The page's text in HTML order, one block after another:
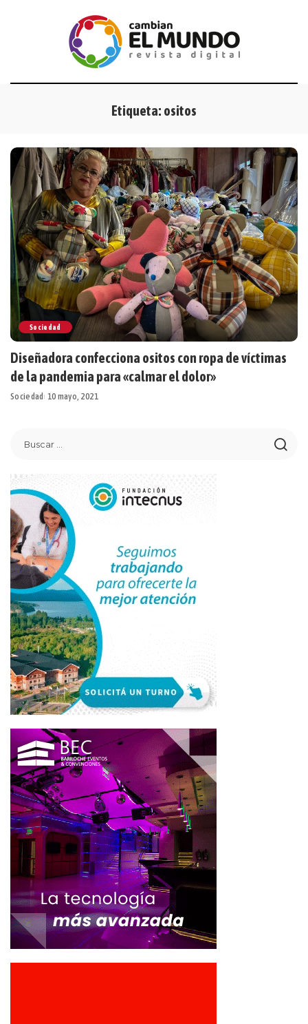
Etiqueta: ositos
Sociedad
Diseñadora confecciona ositos con ropa de víctimas
de la pandemia para «calmar el dolor»
Sociedad 10 mayo, 2021